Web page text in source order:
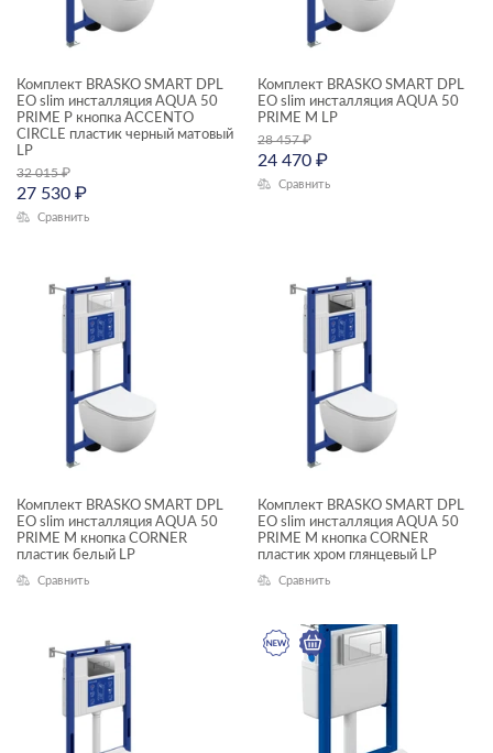
Комплект BRASKO SMART DPL
EO slim инсталляция AQUA 50
PRIME P кнопка ACCENTO
CIRCLE пластик черный матовый
LP
32 015₽
27 530 ₽
Сравнить
Комплект BRASKO SMART DPL
EO slim инсталляция AQUA 50
PRIME М LP
28 457₽
24 470 ₽
Сравнить
Комплект BRASKO SMART DPL
EO slim инсталляция AQUA 50
PRIME М кнопка CORNER
пластик белый LP
Сравнить
Комплект BRASKO SMART DPL
EO slim инсталляция AQUA 50
PRIME М кнопка CORNER
пластик хром глянцевый LP
Сравнить